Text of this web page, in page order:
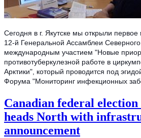
Сегодня в г. Якутске мы открыли
12-й Генеральной Ассамблеи
международным участием "Новые
противотуберкулезной работе в
Арктики", который проводится под
Форума "Мониторинг инфекционных
Canadian federal election
heads North with
announcement